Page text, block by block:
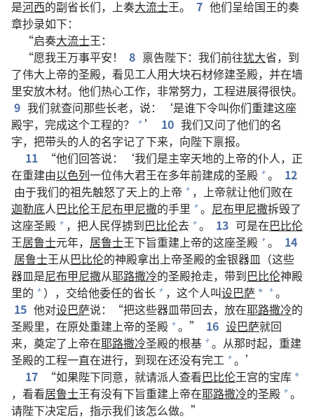
是河西的副省长们，上奏大流士王。 7 他们呈给国王的奏
章抄录如下：
“启奏大流士王：
“愿我王万事平安！
8 禀告陛下：我们前往犹大省，到
了伟大上帝的圣殿，看见工人用大块石材修建圣殿，并在墙
里安放木材。他们热心工作，非常努力，工程进展得很快。
9 我们就查问那些长老，说：‘是谁下令叫你们重建这座
殿宇，完成这个工程的？
+ ’ 10 我们又问了他们的名
字，把带头的人的名字记了下来，向陛下禀报。
11
“他们回答说：‘我们是主宰天地的上帝的仆人，正
在重建由以色列一位伟大君王在多年前建成的圣殿 + 。
12
由于我们的祖先触怒了天上的上帝 + ，上帝就让他们败在
迦勒底人巴比伦王尼布甲尼撒的手里 + 。 尼布甲尼撒拆毁了
这座圣殿 + ，把人民俘掳到巴比伦去 + 。 13 可是在巴比伦
王居鲁士元年， 居鲁士王下旨重建上帝的这座圣殿 + 。
14
居鲁士王从巴比伦的神殿拿出上帝圣殿的金银器皿（这些
器皿是尼布甲尼撒从耶路撒冷的圣殿抢走，带到巴比伦神殿
里的 + ），交给他委任的省长 + ，这个人叫设巴萨 * + 。
15 他对设巴萨说：“把这些器皿带回去，放在耶路撒冷的
圣殿里，在原处重建上帝的圣殿 + 。” 16 设巴萨就回
来，奠定了上帝在耶路撒冷圣殿的根基 + 。从那时起，重建
圣殿的工程一直在进行，到现在还没有完工 + 。’
17
“如果陛下同意，就请派人查看巴比伦王宫的宝库 *
，看看居鲁士王有没有下旨重建上帝在耶路撒冷的圣殿 + 。
请陛下决定后，指示我们该怎么做。”